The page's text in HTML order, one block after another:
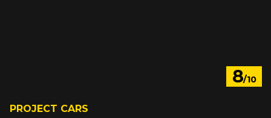
8/10
PROJECT CARS